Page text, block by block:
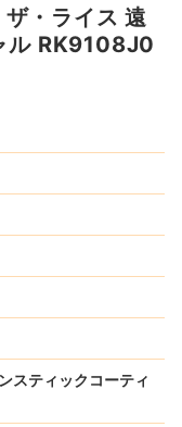
・ライス 遠
ル RK9108J0
スティックコーティ